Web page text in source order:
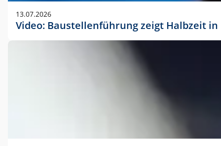
13.07.2026
Video: Baustellenführung zeigt Halbzeit